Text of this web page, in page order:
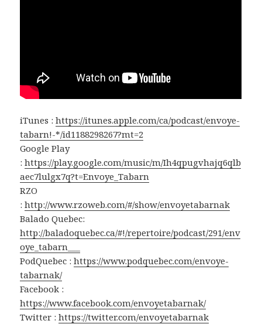
iTunes :https://itunes.apple.com/ca/podcast/envoye-
tabarn!-*/id1188298267?mt=2
Google Play
:https://play.google.com/music/m/Ih4qpugvhajq6qlb
aec7lulgx7q?t=Envoye_Tabarn
RZO
:http://www.rzoweb.com/#/show/envoyetabarnak
Balado Quebec:
http://baladoquebec.ca/#!/repertoire/podcast/291/env
oye_tabarn___
PodQuebec :https://www.podquebec.com/envoye-
tabarnak/
Facebook :
https://www.facebook.com/envoyetabarnak/
Twitter :https://twitter.com/envoyetabarnak